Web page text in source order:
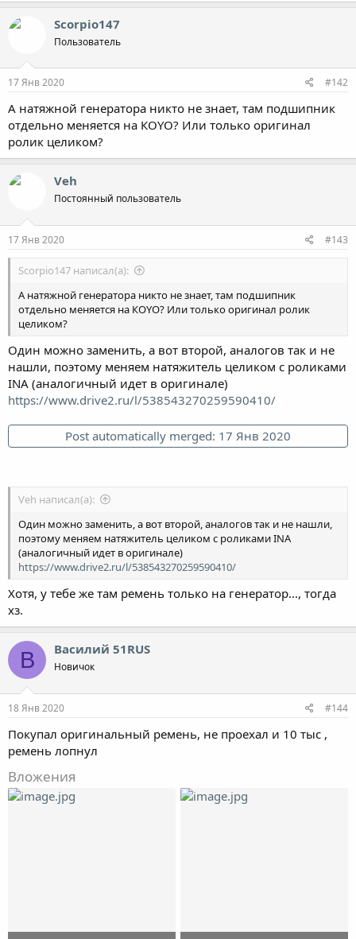
а
:
Scorpio147
Пользователь
17 Янв 2020 #142
А натяжной генератора никто не знает, там подшипник
отдельно меняется на КОYO? Или только оригинал
ролик целиком?
Veh
Постоянный пользователь
17 Янв 2020 #143
Scorpio147 написал(а):
А натяжной генератора никто не знает, там подшипник
отдельно меняется на КОYO? Или только оригинал ролик
целиком?
Один можно заменить, а вот второй, аналогов так и не
нашли, поэтому меняем натяжитель целиком с роликами
INA (аналогичный идет в оригинале)
https://www.drive2.ru/l/538543270259590410/
Post automatically merged: 17 Янв 2020
Veh написал(а):
Один можно заменить, а вот второй, аналогов так и не нашли,
поэтому меняем натяжитель целиком с роликами INA
(аналогичный идет в оригинале)
https://www.drive2.ru/l/538543270259590410/
Хотя, у тебе же там ремень только на генератор..., тогда
хз.
В Василий 51RUS
Новичок
18 Янв 2020 #144
Покупал оригинальный ремень, не проехал и 10 тыс ,
ремень лопнул
Вложения